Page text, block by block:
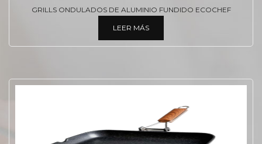
GRILLS ONDULADOS DE ALUMINIO FUNDIDO ECOCHEF
LEER MÁS